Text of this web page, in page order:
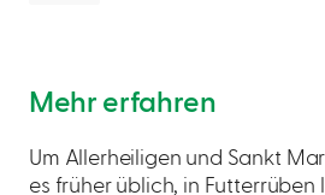
Mehr erfahren
Um Allerheiligen und Sankt
es früher üblich, in Futterrüben